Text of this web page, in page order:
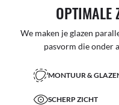
OPTIMALE
We maken je glazen
pasvorm die onder
MONTUUR &
SCHERP ZICHT